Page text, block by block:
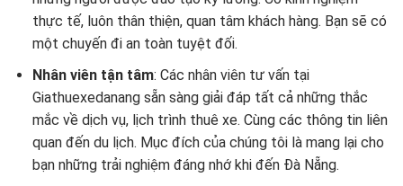
thực tế, luôn thân thiện, quan tâm khách hàng. Bạn sẽ có
một chuyến đi an toàn tuyệt đối.
Nhân viên tận tâm: Các nhân viên tư vấn tại
Giathuexedanang sẵn sàng giải đáp tất cả những thắc
mắc về dịch vụ, lịch trình thuê xe. Cùng các thông tin liên
quan đến du lịch. Mục đích của chúng tôi là mang lại cho
bạn những trải nghiệm đáng nhớ khi đến Đà Nẵng.